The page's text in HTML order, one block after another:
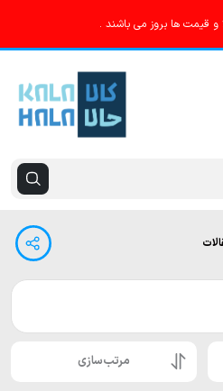
و قیمت ها بروز می باشند .
مرتب‌سازی